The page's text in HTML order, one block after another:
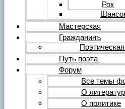
Рок
Мастерская
Гражданинъ
Путь поэта
Форум
Все темы
О
О политике